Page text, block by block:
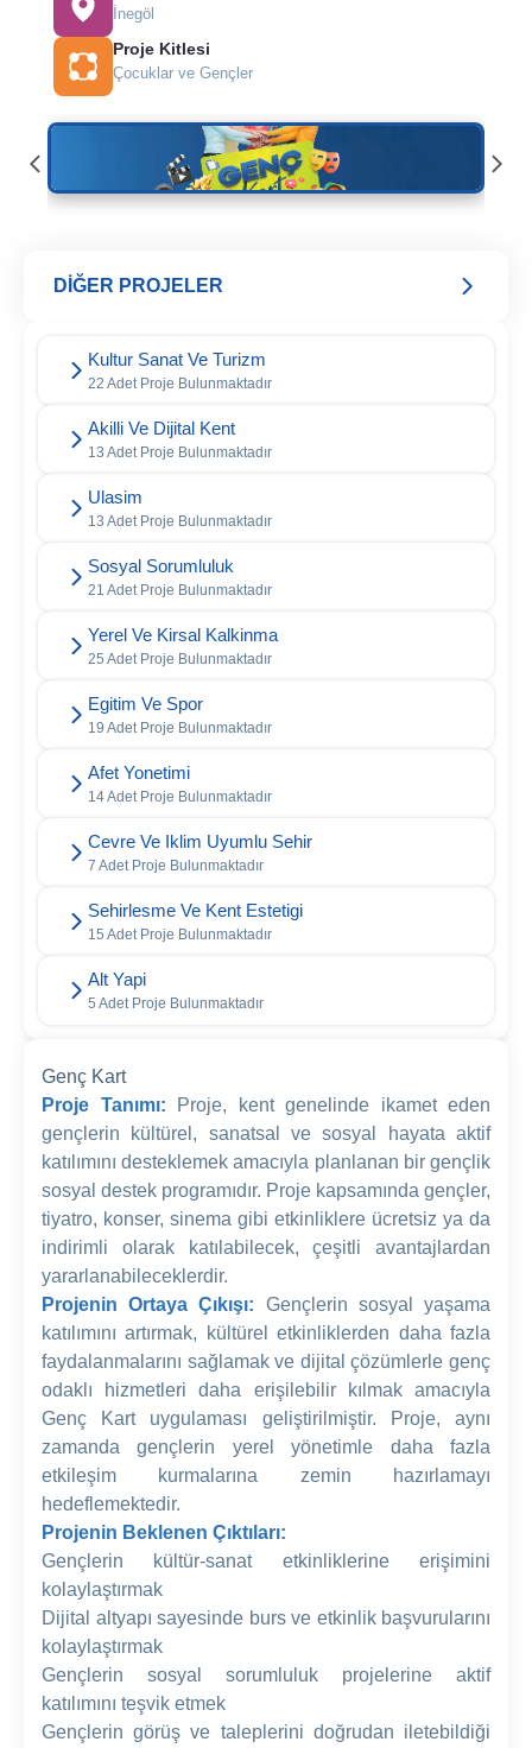
İnegöl
Proje Kitlesi
Çocuklar ve Gençler
DİĞER PROJELER
Kultur Sanat Ve Turizm
22 Adet Proje Bulunmaktadır
Akilli Ve Dijital Kent
13 Adet Proje Bulunmaktadır
Ulasim
13 Adet Proje Bulunmaktadır
Sosyal Sorumluluk
21 Adet Proje Bulunmaktadır
Yerel Ve Kirsal Kalkinma
25 Adet Proje Bulunmaktadır
Egitim Ve Spor
19 Adet Proje Bulunmaktadır
Afet Yonetimi
14 Adet Proje Bulunmaktadır
Cevre Ve Iklim Uyumlu Sehir
7 Adet Proje Bulunmaktadır
Sehirlesme Ve Kent Estetigi
15 Adet Proje Bulunmaktadır
Alt Yapi
5 Adet Proje Bulunmaktadır
Genç Kart
Proje Tanımı:
Proje, kent genelinde ikamet eden
gençlerin kültürel, sanatsal ve sosyal hayata aktif
katılımını desteklemek amacıyla planlanan bir gençlik
sosyal destek programıdır. Proje kapsamında gençler,
tiyatro, konser, sinema gibi etkinliklere ücretsiz ya da
indirimli olarak katılabilecek, çeşitli avantajlardan
yararlanabileceklerdir.
Projenin Ortaya Çıkışı: Gençlerin sosyal yaşama
katılımını artırmak, kültürel etkinliklerden daha fazla
faydalanmalarını sağlamak ve dijital çözümlerle genç
odaklı hizmetleri daha erişilebilir kılmak amacıyla
Genç Kart uygulaması geliştirilmiştir. Proje, aynı
zamanda gençlerin yerel yönetimle daha fazla
etkileşim kurmalarına zemin hazırlamayı
hedeflemektedir.
Projenin Beklenen Çıktıları:
Gençlerin kültür-sanat etkinliklerine erişimini
kolaylaştırmak
Dijital altyapı sayesinde burs ve etkinlik başvurularını
kolaylaştırmak
Gençlerin sosyal sorumluluk projelerine aktif
katılımını teşvik etmek
Gençlerin görüş ve taleplerini doğrudan iletebildiği